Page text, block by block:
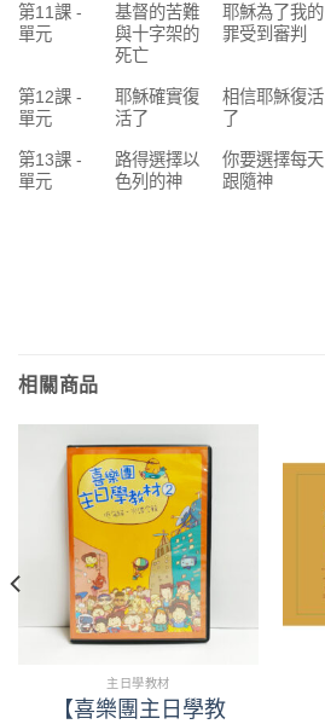
第11課 -
單元
基督的苦難
與十字架的
死亡
耶穌為了我的
罪受到審判
第12課 -
單元
耶穌確實復
活了
相信耶穌復活
了
第13課 -
單元
路得選擇以
色列的神
你要選擇每天
跟隨神
相關商品
主日學教材
【喜樂團主日學教